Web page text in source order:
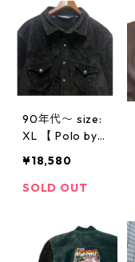
ージ TS5
90年代〜 size:
XL 【 Polo by R
ポロ ラルフロ
ーレン ラルフ
ザー シャツジ
ャケット ウエ
¥18,580
SOLD OUT